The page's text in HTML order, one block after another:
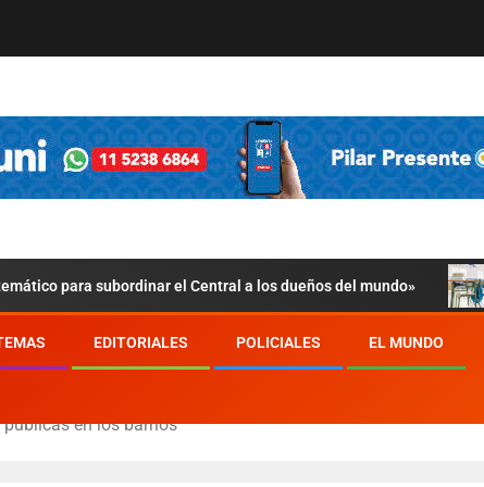
para subordinar el Central a los dueños del mundo»
EDITORIALES POLICIALES EL MUNDO
en los barrios